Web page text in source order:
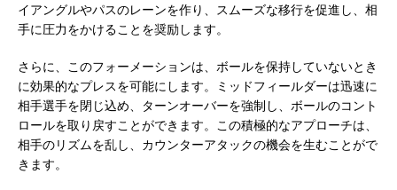
イアングルやパスのレーンを作り、スムーズな移行を促進し、相
手に圧力をかけることを奨励します。
さらに、このフォーメーションは、ボールを保持していないとき
に効果的なプレスを可能にします。ミッドフィールダーは迅速に
相手選手を閉じ込め、ターンオーバーを強制し、ボールのコント
ロールを取り戻すことができます。この積極的なアプローチは、
相手のリズムを乱し、カウンターアタックの機会を生むことがで
きます。